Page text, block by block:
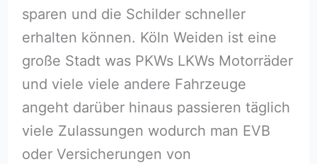
sparen und die Schilder schneller
erhalten können. Köln Weiden ist eine
große Stadt was PKWs LKWs Motorräder
und viele viele andere Fahrzeuge
angeht darüber hinaus passieren täglich
viele Zulassungen wodurch man EVB
oder Versicherungen von